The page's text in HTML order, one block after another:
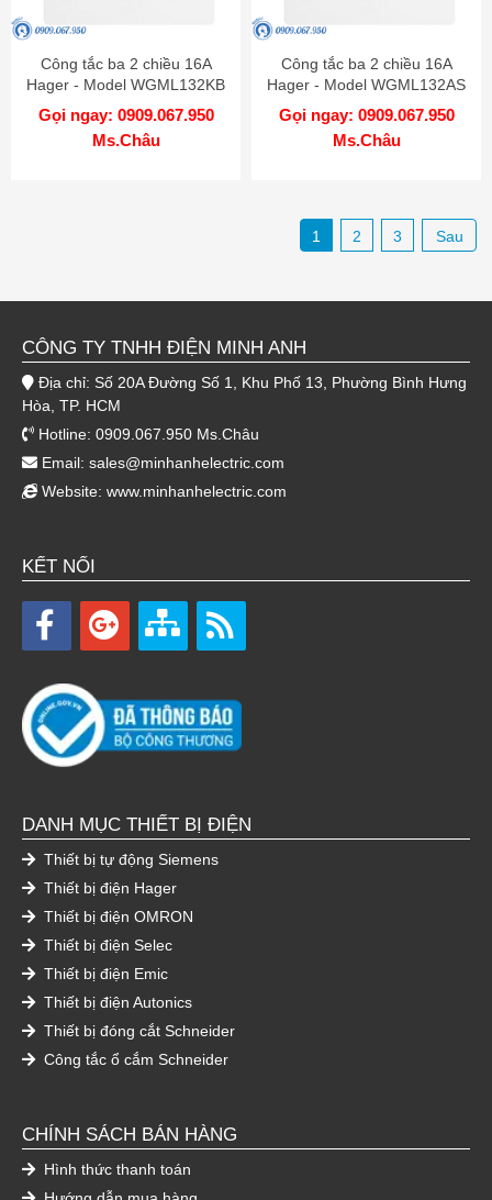
Công tắc ba 2 chiều 16A
Hager - Model WGML132KB
Gọi ngay: 0909.067.950
Ms.Châu
Công tắc ba 2 chiều 16A
Hager - Model WGML132AS
Gọi ngay: 0909.067.950
Ms.Châu
1 2 3 Sau
CÔNG TY TNHH ĐIỆN MINH ANH
Địa chỉ: Số 20A Đường Số 1, Khu Phố 13, Phường Bình Hưng
Hòa, TP. HCM
Hotline: 0909.067.950 Ms.Châu
Email: sales@minhanhelectric.com
Website: www.minhanhelectric.com
KẾT NỐI
DANH MỤC THIẾT BỊ ĐIỆN
Thiết bị tự động Siemens
Thiết bị điện Hager
Thiết bị điện OMRON
Thiết bị điện Selec
Thiết bị điện Emic
Thiết bị điện Autonics
Thiết bị đóng cắt Schneider
Công tắc ổ cắm Schneider
CHÍNH SÁCH BÁN HÀNG
Hình thức thanh toán